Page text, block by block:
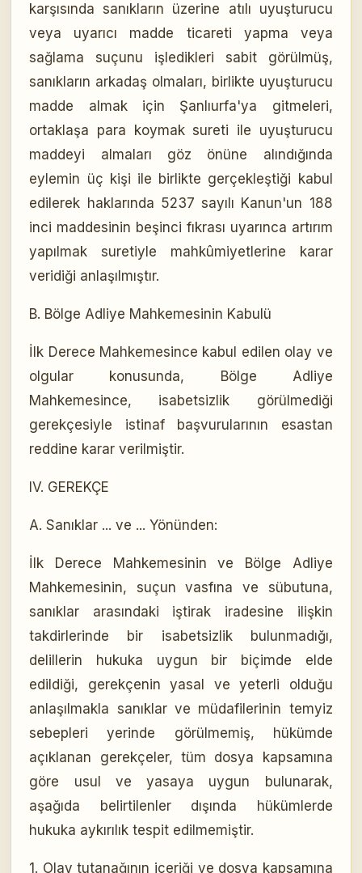
karşısında sanıkların üzerine atılı uyuşturucu
veya uyarıcı madde ticareti yapma veya
sağlama suçunu işledikleri sabit görülmüş,
sanıkların arkadaş olmaları, birlikte uyuşturucu
madde almak için Şanlıurfa'ya gitmeleri,
ortaklaşa para koymak sureti ile uyuşturucu
maddeyi almaları göz önüne alındığında
eylemin üç kişi ile birlikte gerçekleştiği kabul
edilerek haklarında 5237 sayılı Kanun'un 188
inci maddesinin beşinci fıkrası uyarınca artırım
yapılmak suretiyle mahkûmiyetlerine karar
veridiği anlaşılmıştır.
B. Bölge Adliye Mahkemesinin Kabulü
İlk Derece Mahkemesince kabul edilen olay ve
olgular konusunda, Bölge Adliye
Mahkemesince, isabetsizlik görülmediği
gerekçesiyle istinaf başvurularının esastan
reddine karar verilmiştir.
IV. GEREKÇE
A. Sanıklar ... ve ... Yönünden:
İlk Derece Mahkemesinin ve Bölge Adliye
Mahkemesinin, suçun vasfına ve sübutuna,
sanıklar arasındaki iştirak iradesine ilişkin
takdirlerinde bir isabetsizlik bulunmadığı,
delillerin hukuka uygun bir biçimde elde
edildiği, gerekçenin yasal ve yeterli olduğu
anlaşılmakla sanıklar ve müdafilerinin temyiz
sebepleri yerinde görülmemiş, hükümde
açıklanan gerekçeler, tüm dosya kapsamına
göre usul ve yasaya uygun bulunarak,
aşağıda belirtilenler dışında hükümlerde
hukuka aykırılık tespit edilmemiştir.
1. Olay tutanağının içeriği ve dosya kapsamına